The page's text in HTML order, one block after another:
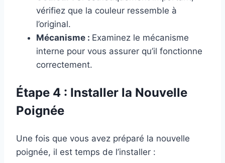
vérifiez que la couleur ressemble à
l’original.
Mécanisme : Examinez le mécanisme
interne pour vous assurer qu’il fonctionne
correctement.
Étape 4 : Installer la Nouvelle
Poignée
Une fois que vous avez préparé la nouvelle
poignée, il est temps de l’installer :